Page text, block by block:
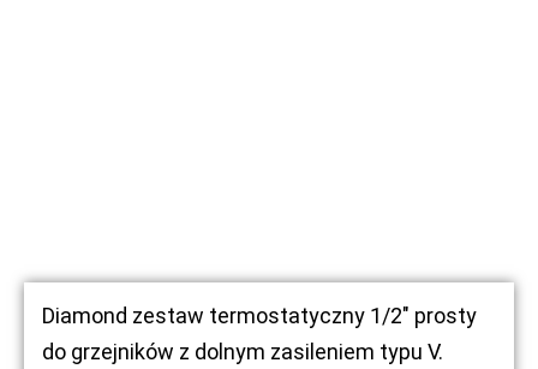
Diamond zestaw termostatyczny 1/2″ prosty
do grzejników z dolnym zasileniem typu V.